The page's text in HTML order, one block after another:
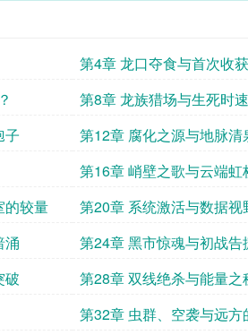
第4章 龙口夺食与首次收获
第8章 龙族猎场与生死时速
子
第12章 腐化之源与地脉清
第16章 峭壁之歌与云端虹
的较量
第20章 系统激活与数据视
涌
第24章 黑市惊魂与初战告
破
第28章 双线绝杀与能量之
第32章 虫群、空袭与远方